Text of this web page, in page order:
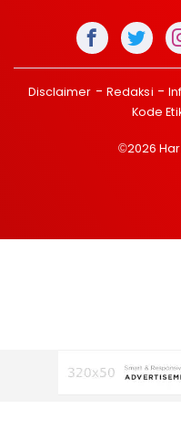
Disclaimer Redaksi
Kode
©2026